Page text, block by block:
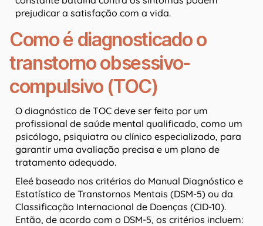
prejudicar a satisfação com a vida.
Como é diagnosticado o
transtorno obsessivo-
compulsivo (TOC)
O diagnóstico de TOC deve ser feito por um
profissional de saúde mental qualificado, como um
psicólogo, psiquiatra ou clínico especializado, para
garantir uma avaliação precisa e um plano de
tratamento adequado.
Eleé baseado nos critérios do Manual Diagnóstico e
Estatístico de Transtornos Mentais (DSM-5) ou da
Classificação Internacional de Doenças (CID-10).
Então, de acordo com o DSM-5, os critérios incluem: